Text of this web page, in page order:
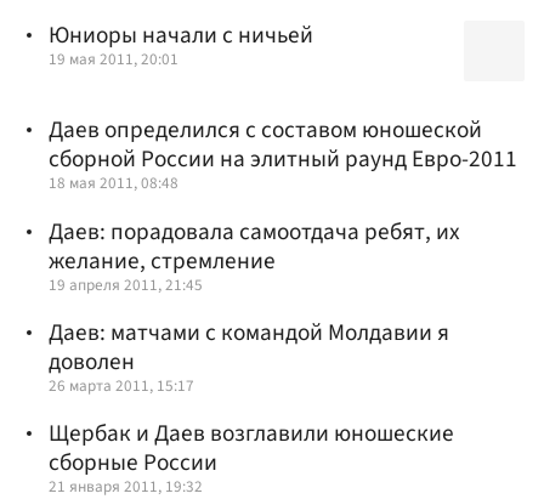
Юниоры начали с ничьей
19 мая 2011, 20:01
Даев определился с составом юношеской
сборной России на элитный раунд Евро-2011
18 мая 2011, 08:48
Даев: порадовала самоотдача ребят, их
желание, стремление
19 апреля 2011, 21:45
Даев: матчами с командой Молдавии я
доволен
26 марта 2011, 15:17
Щербак и Даев возглавили юношеские
сборные России
21 января 2011, 19:32